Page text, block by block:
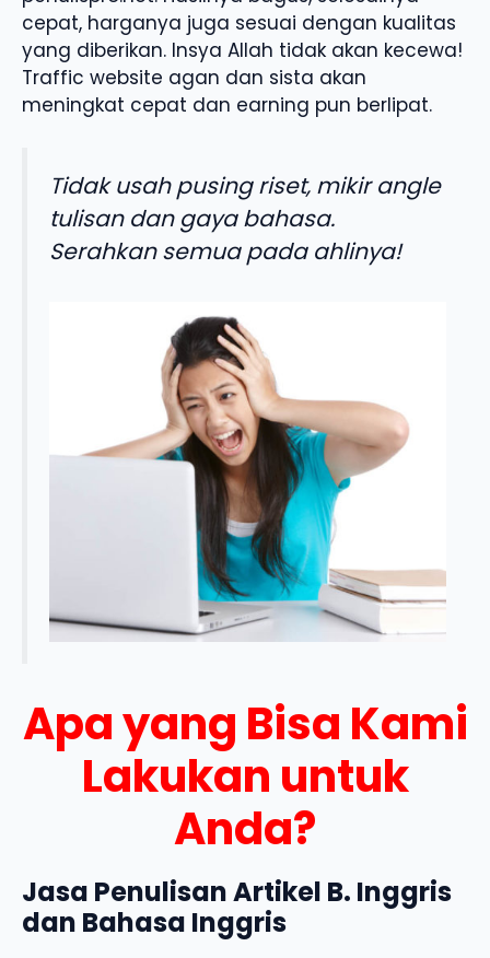
cepat, harganya juga sesuai dengan kualitas
yang diberikan. Insya Allah tidak akan kecewa!
Traffic website agan dan sista akan
meningkat cepat dan earning pun berlipat.
Tidak usah pusing riset, mikir angle
tulisan dan gaya bahasa.
Serahkan semua pada ahlinya!
Apa yang Bisa Kami
Lakukan untuk
Anda?
Jasa Penulisan Artikel B. Inggris
dan Bahasa Inggris